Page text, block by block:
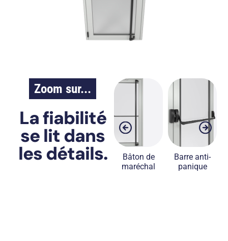
Zoom sur...
La fiabilité
se lit dans
les détails.
Paumelles
Ferme
Bâton de
maréchal
Barre anti-
panique